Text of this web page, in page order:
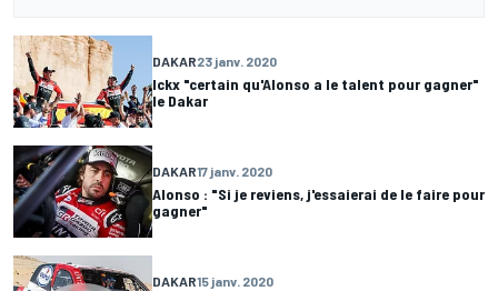
DAKAR23 janv. 2020
Ickx "certain qu'Alonso a le talent pour gagner"
le Dakar
DAKAR17 janv. 2020
Alonso : "Si je reviens, j'essaierai de le faire pour
gagner"
DAKAR15 janv. 2020